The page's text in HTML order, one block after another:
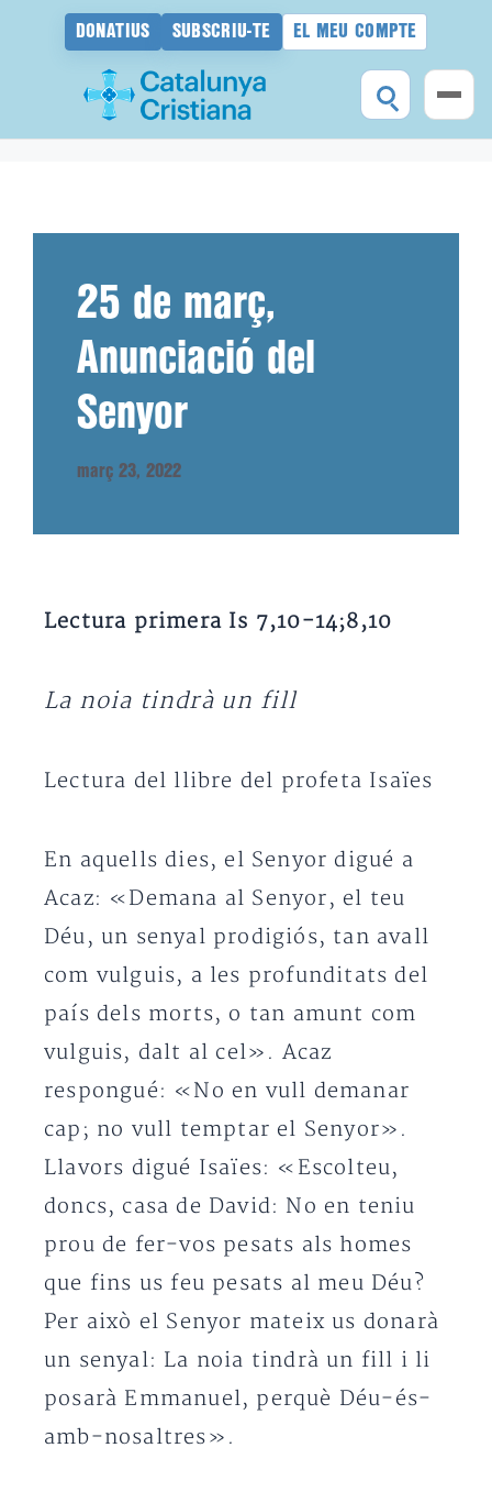
DONATIUS SUBSCRIU-TE EL MEU COMPTE
25 de març,
Anunciació del
Senyor
març 23, 2022
Lectura primera Is 7,10-14;8,10
La noia tindrà un fill
Lectura del llibre del profeta Isaïes
En aquells dies, el Senyor digué a
Acaz: «Demana al Senyor, el teu
Déu, un senyal prodigiós, tan avall
com vulguis, a les profunditats del
país dels morts, o tan amunt com
vulguis, dalt al cel». Acaz
respongué: «No en vull demanar
cap; no vull temptar el Senyor».
Llavors digué Isaïes: «Escolteu,
doncs, casa de David: No en teniu
prou de fer-vos pesats als homes
que fins us feu pesats al meu Déu?
Per això el Senyor mateix us donarà
un senyal: La noia tindrà un fill i li
posarà Emmanuel, perquè Déu-és-
amb-nosaltres».